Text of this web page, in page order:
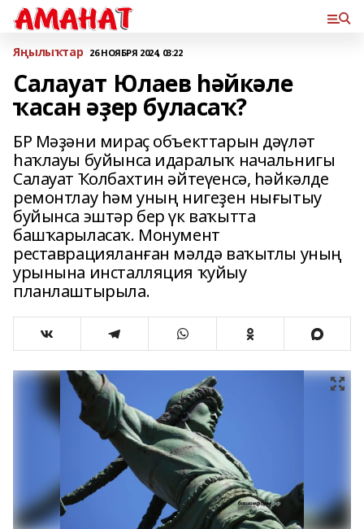
Яңылыҡтар 26 НОЯБРЯ 2024, 03:22
Салауат Юлаев һәйкәле
ҡасан әҙер буласаҡ?
БР Мәҙәни мираҫ объекттарын дәүләт
һаҡлауы буйынса идаралыҡ начальнигы
Салауат Ҡолбахтин әйтеүенсә, һәйкәлде
ремонтлау һәм уның нигеҙен нығытыу
буйынса эштәр бер үк ваҡытта
башҡарыласаҡ. Монумент
реставрацияланған мәлдә ваҡытлы уның
урынына инсталляция ҡуйыу
планлаштырыла.